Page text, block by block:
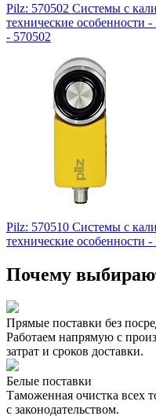
Pilz: 570502 Системы с
технические особенности
- 570502
Pilz: 570510 Системы с
технические особенности
Почему
Прямые поставки без
Работаем напрямую с
затрат и сроков доставки.
Белые поставки
Таможенная очистка всех
с законодательством.